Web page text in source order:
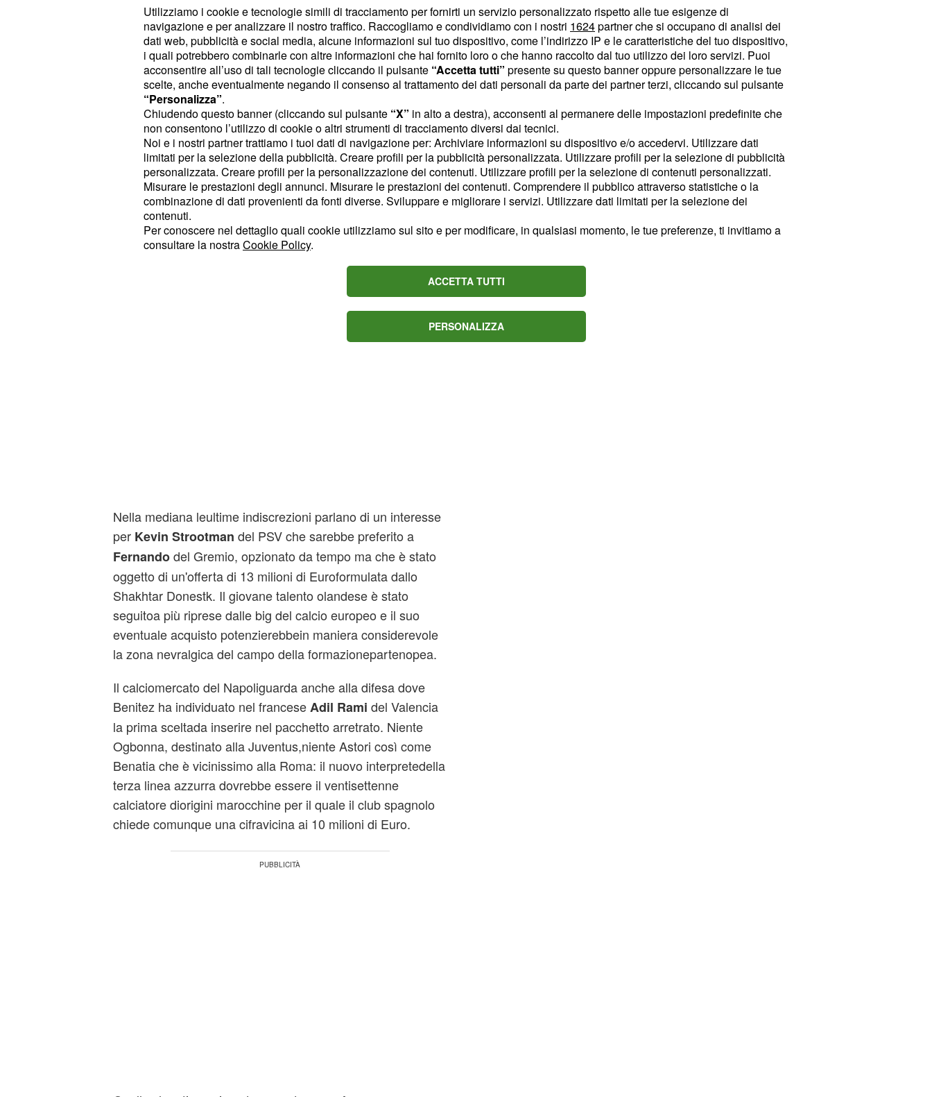
L'inserimento di Belfodil inattacco va dunque a completare il
reparto in attesa di conoscere il destino diEdinson Cavani
che dovrebbe esseredefinito nelle prossime settimane. E'
evidente come l'eventuale partenza del Matadordovrebbe
essere compensata da un altro acquisto di valore con il
bosniaco delManchester CityEdin Dzekochesarebbe il
profilo scelto dal tecnico Rafa Benitez più ancora diMario
Gomezdel Bayern Monaco, destinatoad accasarsi alla
Fiorentina.
Il lavoro dei dirigenti delNapoli non si limita però solo al
reparto avanzato dal momento che vengonoseguite varie
piste per rinforzare tutte le zone del campo.
Nella mediana leultime indiscrezioni parlano di un interesse
per Kevin Strootman del PSV che sarebbe preferito a
Fernandodel Gremio, opzionato da tempo ma che è stato
oggetto di un'offerta di 13 milioni di Euroformulata dallo
Shakhtar Donestk. Il giovane talento olandese è stato
seguitoa più riprese dalle big del calcio europeo e il suo
eventuale acquisto potenzierebbein maniera considerevole
la zona nevralgica del campo della formazionepartenopea.
Il calciomercato del Napoliguarda anche alla difesa dove
Benitez ha individuato nel franceseAdil Rami del Valencia
la prima sceltada inserire nel pacchetto arretrato. Niente
Ogbonna, destinato alla Juventus,niente Astori così come
Benatia che è vicinissimo alla Roma: il nuovo interpretedella
terza linea azzurra dovrebbe essere il ventisettenne
calciatore diorigini marocchine per il quale il club spagnolo
chiede comunque una cifravicina ai 10 milioni di Euro.
Utilizziamo i cookie e tecnologie simili di tracciamento per fornirti un servizio personalizzato rispetto alle tue esigenze di
navigazione e per analizzare il nostro traffico. Raccogliamo e condividiamo con i nostri 1624partner che si occupano di analisi dei
dati web, pubblicità e social media, alcune informazioni sul tuo dispositivo, come l’indirizzo IP e le caratteristiche del tuo dispositivo,
i quali potrebbero combinarle con altre informazioni che hai fornito loro o che hanno raccolto dal tuo utilizzo dei loro servizi. Puoi
acconsentire all’uso di tali tecnologie cliccando il pulsante “Accetta tutti” presente su questo banner oppure personalizzare le tue
scelte, anche eventualmente negando il consenso al trattamento dei dati personali da parte dei partner terzi, cliccando sul pulsante
“Personalizza”.
Chiudendo questo banner (cliccando sul pulsante “X” in alto a destra), acconsenti al permanere delle impostazioni predefinite che
non consentono l’utilizzo di cookie o altri strumenti di tracciamento diversi dai tecnici.
Noi e i nostri partner trattiamo i tuoi dati di navigazione per: Archiviare informazioni su dispositivo e/o accedervi. Utilizzare dati
limitati per la selezione della pubblicità. Creare profili per la pubblicità personalizzata. Utilizzare profili per la selezione di pubblicità
personalizzata. Creare profili per la personalizzazione dei contenuti. Utilizzare profili per la selezione di contenuti personalizzati.
Misurare le prestazioni degli annunci. Misurare le prestazioni dei contenuti. Comprendere il pubblico attraverso statistiche o la
combinazione di dati provenienti da fonti diverse. Sviluppare e migliorare i servizi. Utilizzare dati limitati per la selezione dei
contenuti.
Per conoscere nel dettaglio quali cookie utilizziamo sul sito e per modificare, in qualsiasi momento, le tue preferenze, ti invitiamo a
consultare la nostraCookie Policy.
ACCETTA TUTTI
PERSONALIZZA